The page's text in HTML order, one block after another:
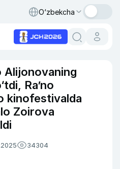
O‘zbekcha
Alijonovaning
Ra’no
kinofestivalda
Zoirova
34304